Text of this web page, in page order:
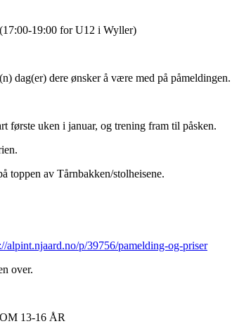
19:00 for U12 i Wyller)
dag(er) dere ønsker å være med på påmeldingen.
første uken i januar, og trening fram til påsken.
toppen av Tårnbakken/stolheisene.
alpint.njaard.no/p/39756/pamelding-og-priser
over.
13-16 ÅR